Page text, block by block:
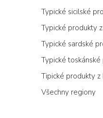
Typické sicilské
Typické produkty
Typické sardské
Typické
Tipické produkty z
Všechny regiony